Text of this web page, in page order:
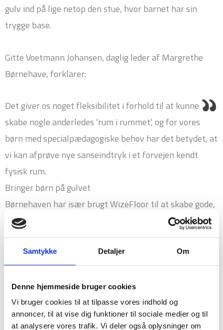
Samtykke Detaljer Om
Denne hjemmeside bruger cookies
Vi bruger cookies til at tilpasse vores indhold og
annoncer, til at vise dig funktioner til sociale medier og til
at analysere vores trafik. Vi deler også oplysninger om
gulv ind på lige netop den stue, hvor barnet har sin
trygge base.
Gitte Voetmann Johansen, daglig leder af Margrethe
Børnehave, forklarer:
Det giver os noget fleksibilitet i forhold til at kunne
skabe nogle anderledes ‘rum i rummet’, og for vores
børn med specialpædagogiske behov har det betydet, at
vi kan afprøve nye sanseindtryk i et forvejen kendt
fysisk rum.
Bringer børn på gulvet
Børnehaven har især brugt WizeFloor til at skabe gode,
alternative læringssituationer og til at give alternative
sanseindtryk til børnene. For de små børn i vuggestuen
er det især programmer med f.eks. blomster eller
stjerner, som man skal træde på, der motiverer til at
sætte gang i bevægelsen. For børnehavegruppen er der
rigtig mange gode læringsspil og aktiviteter, som
fungerer rigtig godt i samarbejde med en pædagog som